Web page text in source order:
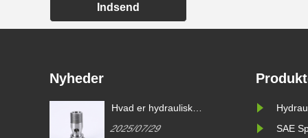
Indsend
Nyheder
Hvad er hydraulisk
2025/07/29
SAE